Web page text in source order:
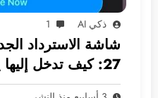
ذكي AI 1
27: كيف تدخل إليها
فون دون كمبيوتر؟